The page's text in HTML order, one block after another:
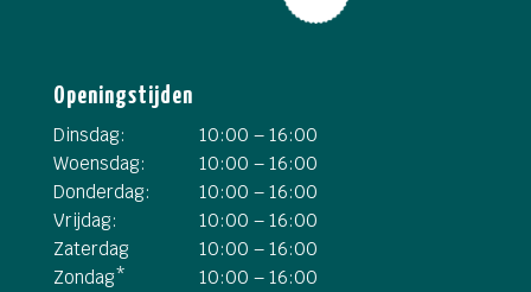
Openingstijden
Dinsdag:
10:00 – 16:00
Woensdag:
10:00 – 16:00
Donderdag:
10:00 – 16:00
Vrijdag:
10:00 – 16:00
Zaterdag
10:00 – 16:00
Zondag*
10:00 – 16:00